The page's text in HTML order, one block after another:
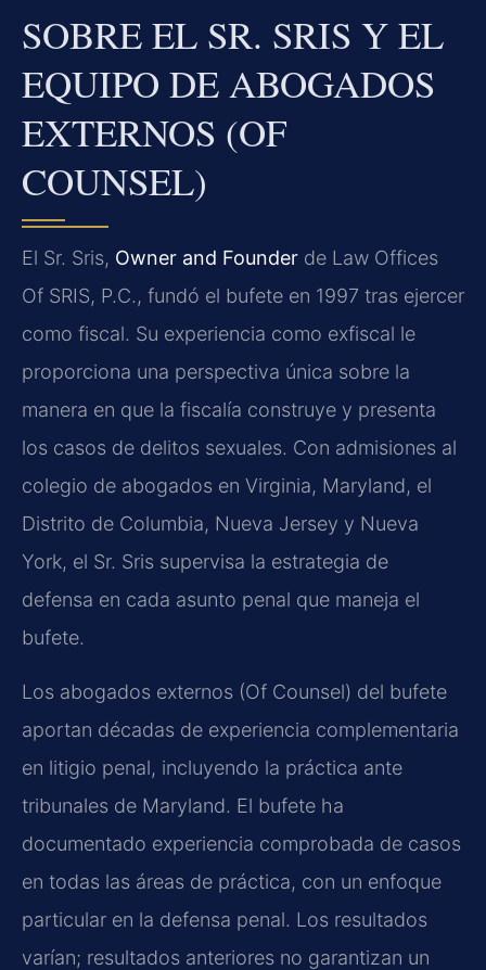
SOBRE EL SR. SRIS Y EL
EQUIPO DE ABOGADOS
EXTERNOS (OF
COUNSEL)
El Sr. Sris, Owner and Founder de Law Offices
Of SRIS, P.C., fundó el bufete en 1997 tras ejercer
como fiscal. Su experiencia como exfiscal le
proporciona una perspectiva única sobre la
manera en que la fiscalía construye y presenta
los casos de delitos sexuales. Con admisiones al
colegio de abogados en Virginia, Maryland, el
Distrito de Columbia, Nueva Jersey y Nueva
York, el Sr. Sris supervisa la estrategia de
defensa en cada asunto penal que maneja el
bufete.
Los abogados externos (Of Counsel) del bufete
aportan décadas de experiencia complementaria
en litigio penal, incluyendo la práctica ante
tribunales de Maryland. El bufete ha
documentado experiencia comprobada de casos
en todas las áreas de práctica, con un enfoque
particular en la defensa penal. Los resultados
varían; resultados anteriores no garantizan un